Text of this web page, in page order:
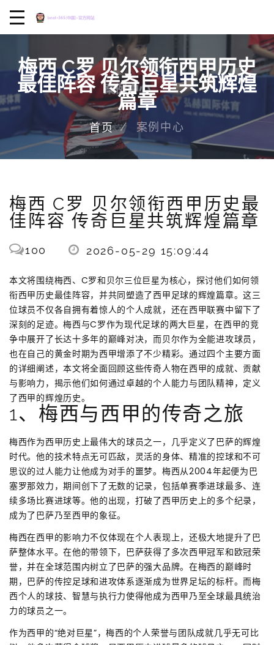
梅西 C罗 贝尔领衔西甲历史
最佳阵容 传奇巨星共筑辉煌
篇章
首页 案例中心
梅西 C罗 贝尔领衔西甲历史最
佳阵容 传奇巨星共筑辉煌篇章
100 2026-05-29 15:09:44
本文将围绕梅西、C罗和贝尔三位巨星为核心，探讨他们如何领
衔西甲历史最佳阵容，并共同塑造了西甲足球的辉煌篇章。这三
位球员不仅各自拥有着惊人的个人成就，还在西甲联赛中留下了
深刻的足迹。梅西与C罗作为现代足球的两大巨星，在西甲的竞
争中展开了长达十多年的巅峰对决，而贝尔作为全能进攻球员，
也在自己的黄金时期为西甲增添了不少精彩。通过四个主要方面
的详细阐述，本文将全面回顾这些传奇人物在西甲的成就、贡献
与影响力，揭示他们如何通过卓越的个人能力与团队精神，定义
了西甲的辉煌历史。
1、梅西与西甲的传奇之旅
梅西作为西甲历史上最伟大的球员之一，几乎定义了巴萨的辉煌
时代。他的技术特点无可匹敌，灵活的身体、精准的控球和不可
思议的过人能力让他成为对手的噩梦。梅西从2004年起便为巴
塞罗那效力，期间创下了无数的记录，包括单赛季进球最多、连
续多场比赛进球等。他的出现，打破了西甲历史上的多个纪录，
成为了巴萨乃至西甲的象征。
梅西在西甲的影响力不仅体现在个人表现上，还极大地提升了巴
萨整体水平。在他的带领下，巴萨获得了多次西甲冠军和欧冠荣
誉，并在全球范围内树立了巴萨的强大品牌。在梅西的巅峰时
期，巴萨的传控足球和进攻体系逐渐成为世界足坛的标杆。而梅
西个人的球技、智慧与执行力使得他成为西甲乃至全球最具统治
力的球员之一。
作为西甲的“绝对巨星”，梅西的个人荣誉与团队成就几乎无可比